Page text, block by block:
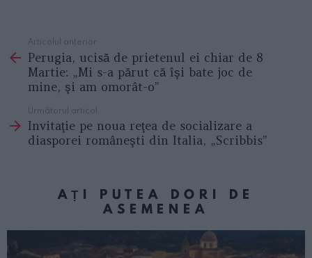
more
Articolul anterior
Perugia, ucisă de prietenul ei chiar de 8
Martie: „Mi s-a părut că îşi bate joc de
mine, şi am omorât-o”
Următorul articol
Invitaţie pe noua reţea de socializare a
diasporei româneşti din Italia, „Scribbis”
AȚI PUTEA DORI DE
ASEMENEA